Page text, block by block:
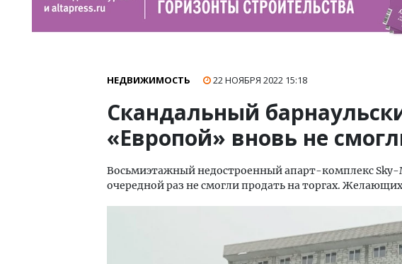
НЕДВИЖИМОСТЬ 22 НОЯБРЯ 2022 15:18
Скандальный
«Европой» вновь не
Восьмиэтажный недостроенный апарт-комплекс Sky-
очередной раз не смогли продать на торгах.